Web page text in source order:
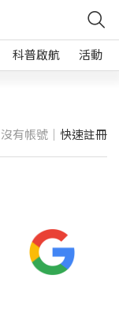
科普啟航 活動
沒有帳號｜ 快速註冊